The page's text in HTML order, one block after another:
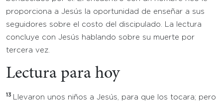
proporciona a Jesús la oportunidad de enseñar a sus
seguidores sobre el costo del discipulado. La lectura
concluye con Jesús hablando sobre su muerte por
tercera vez.
Lectura para hoy
13
Llevaron unos niños a Jesús, para que los tocara; pero